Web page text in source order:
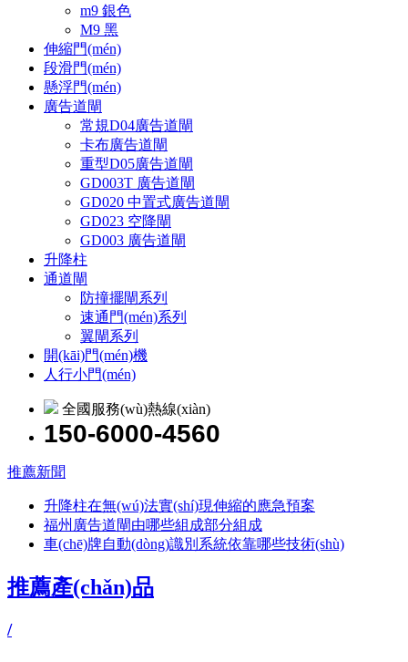
m9 銀色
M9 黑
伸縮門(mén)
段滑門(mén)
懸浮門(mén)
廣告道閘
常規D04廣告道閘
卡布廣告道閘
重型D05廣告道閘
GD003T 廣告道閘
GD020 中置式廣告道閘
GD023 空降閘
GD003 廣告道閘
升降柱
通道閘
防撞擺閘系列
速通門(mén)系列
翼閘系列
開(kāi)門(mén)機
人行小門(mén)
全國服務(wù)熱線(xiàn)
150-6000-4560
推薦新聞
升降柱在無(wú)法實(shí)現伸縮的應急預案
福州廣告道閘由哪些組成部分組成
車(chē)牌自動(dòng)識別系統依靠哪些技術(shù)
推薦產(chǎn)品
/